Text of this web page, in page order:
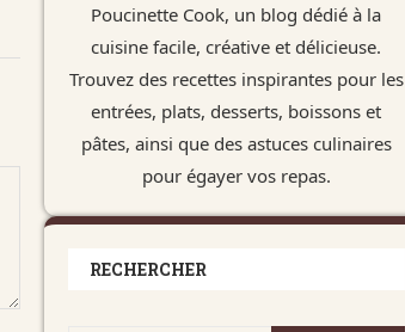
Poucinette Cook, un blog dédié à la
cuisine facile, créative et délicieuse.
Trouvez des recettes inspirantes pour les
entrées, plats, desserts, boissons et
pâtes, ainsi que des astuces culinaires
pour égayer vos repas.
RECHERCHER